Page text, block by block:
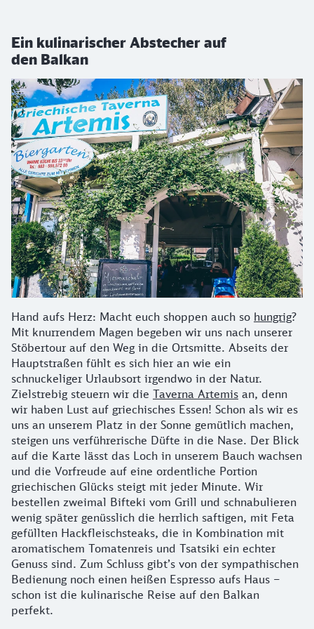
Ein kulinarischer Abstecher auf
den Balkan
Hand aufs Herz: Macht euch shoppen auch so hungrig?
Mit knurrendem Magen begeben wir uns nach unserer
Stöbertour auf den Weg in die Ortsmitte. Abseits der
Hauptstraßen fühlt es sich hier an wie ein
schnuckeliger Urlaubsort irgendwo in der Natur.
Zielstrebig steuern wir die Taverna Artemis an, denn
wir haben Lust auf griechisches Essen! Schon als wir es
uns an unserem Platz in der Sonne gemütlich machen,
steigen uns verführerische Düfte in die Nase. Der Blick
auf die Karte lässt das Loch in unserem Bauch wachsen
und die Vorfreude auf eine ordentliche Portion
griechischen Glücks steigt mit jeder Minute. Wir
bestellen zweimal Bifteki vom Grill und schnabulieren
wenig später genüsslich die herrlich saftigen, mit Feta
gefüllten Hackfleischsteaks, die in Kombination mit
aromatischem Tomatenreis und Tsatsiki ein echter
Genuss sind. Zum Schluss gibt’s von der sympathischen
Bedienung noch einen heißen Espresso aufs Haus –
schon ist die kulinarische Reise auf den Balkan
perfekt.